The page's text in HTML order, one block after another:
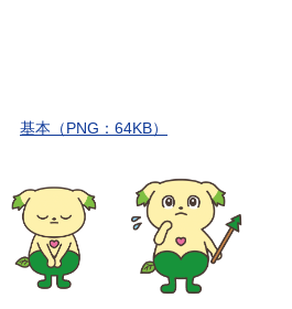
基本（PNG：64KB）